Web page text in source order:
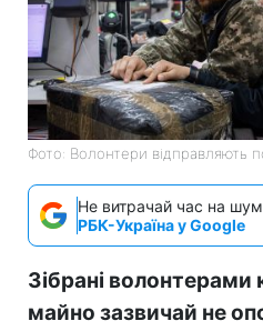
Фото: Волонтери відправляють
Не витрачай час на
РБК-Україна у Google
Зібрані
майно зазвичай не